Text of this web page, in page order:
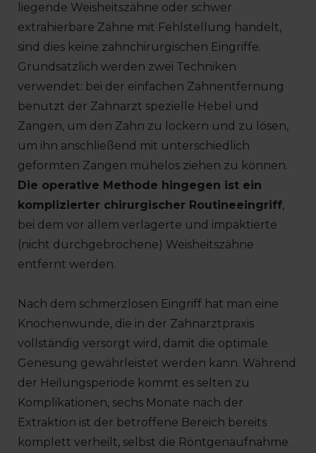
liegende Weisheitszähne oder schwer
extrahierbare Zähne mit Fehlstellung handelt,
sind dies keine zahnchirurgischen Eingriffe.
Grundsätzlich werden zwei Techniken
verwendet: bei der einfachen Zahnentfernung
benutzt der Zahnarzt spezielle Hebel und
Zangen, um den Zahn zu lockern und zu lösen,
um ihn anschließend mit unterschiedlich
geformten Zangen mühelos ziehen zu können.
Die operative Methode hingegen ist ein
komplizierter chirurgischer Routineeingriff,
bei dem vor allem verlagerte und impaktierte
(nicht durchgebrochene) Weisheitszähne
entfernt werden.
Nach dem schmerzlosen Eingriff hat man eine
Knochenwunde, die in der Zahnarztpraxis
vollständig versorgt wird, damit die optimale
Genesung gewährleistet werden kann. Während
der Heilungsperiode kommt es selten zu
Komplikationen, sechs Monate nach der
Extraktion ist der betroffene Bereich bereits
komplett verheilt, selbst die Röntgenaufnahme